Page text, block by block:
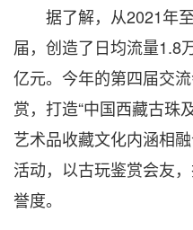
据了解，从2021年至
届，创造了日均流量1.8
亿元。今年的第四届交
赏，打造“中国西藏古珠
艺术品收藏文化内涵相
活动，以古玩鉴赏会友
誉度。